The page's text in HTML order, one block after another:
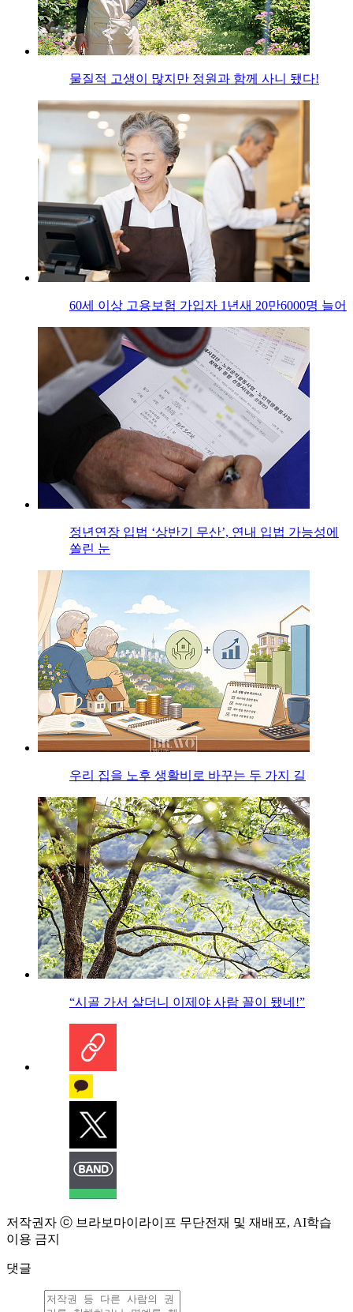
물질적 고생이 많지만 정원과 함께 사니 됐다!
60세 이상 고용보험 가입자 1년새 20만6000명 늘어
정년연장 입법 ‘상반기 무산’, 연내 입법 가능성에
쏠린 눈
우리 집을 노후 생활비로 바꾸는 두 가지 길
“시골 가서 살더니 이제야 사람 꼴이 됐네!”
저작권자 ⓒ 브라보마이라이프 무단전재 및 재배포, AI학습
이용 금지
댓글